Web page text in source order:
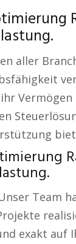
aller
Team
exakt auf